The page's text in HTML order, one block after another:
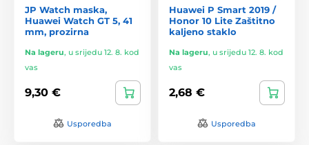
JP Watch maska,
Huawei Watch GT 5, 41
mm, prozirna
Na lageru, u srijedu 12. 8. kod
vas
9,30 €
Usporedba
Huawei P Smart 2019 /
Honor 10 Lite Zaštitno
kaljeno staklo
Na lageru, u srijedu 12. 8. kod
vas
2,68 €
Usporedba